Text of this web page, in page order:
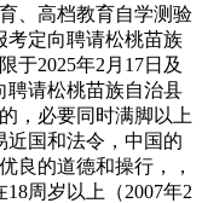
、高档教育自学测验
考定向聘请松桃苗族
于2025年2月17日及
聘请松桃苗族自治县
，必要同时满脚以上
近国和法令，中国的
良的道德和操行，，
周岁以上（2007年2